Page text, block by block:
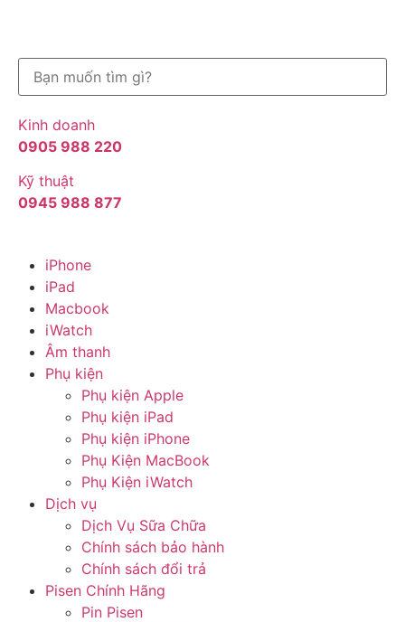
Kinh doanh
0905 988 220
Kỹ thuật
0945 988 877
iPhone
iPad
Macbook
iWatch
Âm thanh
Phụ kiện
Phụ kiện Apple
Phụ kiện iPad
Phụ kiện iPhone
Phụ Kiện MacBook
Phụ Kiện iWatch
Dịch vụ
Dịch Vụ Sữa Chữa
Chính sách bảo hành
Chính sách đổi trả
Pisen Chính Hãng
Pin Pisen